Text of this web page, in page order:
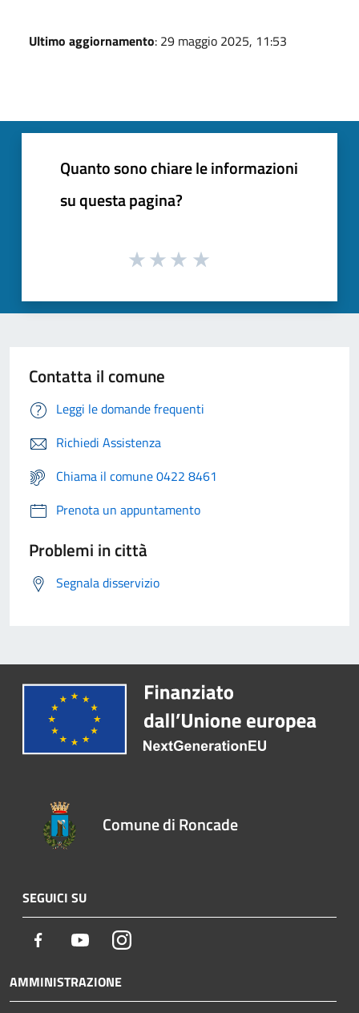
Ultimo aggiornamento: 29 maggio 2025, 11:53
Quanto sono chiare le informazioni
su questa pagina?
Contatta il comune
Leggi le domande frequenti
Richiedi Assistenza
Chiama il comune 0422 8461
Prenota un appuntamento
Problemi in città
Segnala disservizio
Comune di Roncade
SEGUICI SU
Facebook YoutubeInstagram
AMMINISTRAZIONE